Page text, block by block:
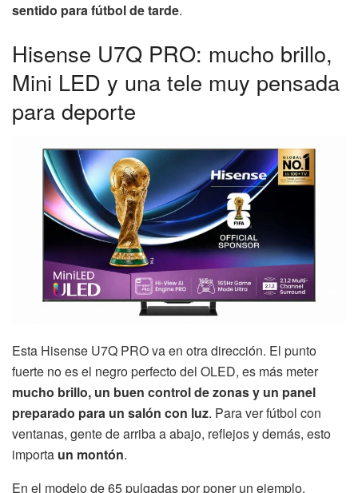
sentido para fútbol de tarde.
Hisense U7Q PRO: mucho brillo,
Mini LED y una tele muy pensada
para deporte
Esta Hisense U7Q PRO va en otra dirección. El punto
fuerte no es el negro perfecto del OLED, es más meter
mucho brillo, un buen control de zonas y un panel
preparado para un salón con luz. Para ver fútbol con
ventanas, gente de arriba a abajo, reflejos y demás, esto
importa un montón.
En el modelo de 65 pulgadas por poner un ejemplo,